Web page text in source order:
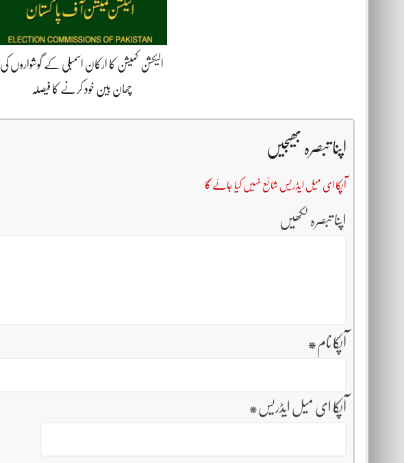
الیکشن کمیشن کا ارکان اسمبلی کے گوشواروں کی
چھان بین خود کرنے کا فیصلہ
اپنا تبصرہ بھیجیں
آپکا ای میل ایڈریس شائع نہیں کیا جائے گا
اپنا تبصرہ لکھیں
آپکا نام *
آپکا ای میل ایڈریس *